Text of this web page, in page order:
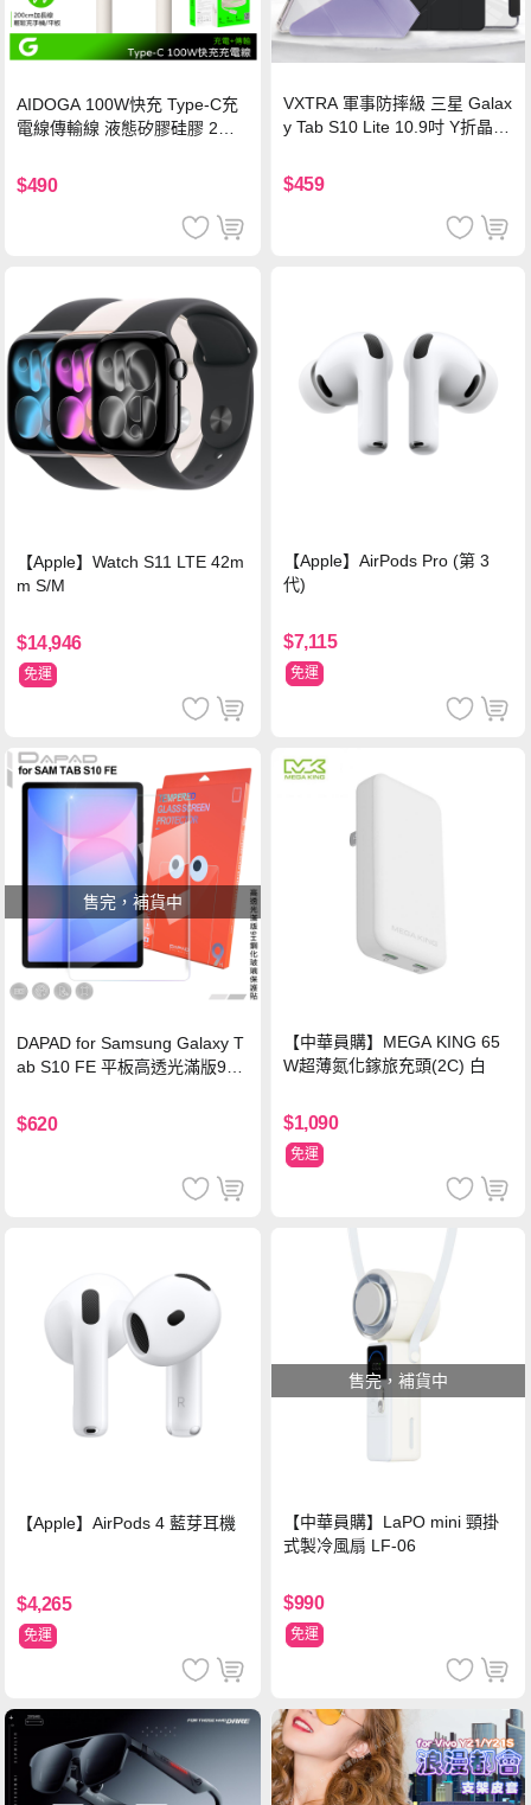
AIDOGA 100W快充 Type-C充
電線傳輸線 液態矽膠硅膠 2M
$490
VXTRA 軍事防摔級 三星 Galax
y Tab S10 Lite 10.9吋 Y折晶透
$459
【Apple】Watch S11 LTE 42m
m S/M
$14,946
免運
【Apple】AirPods Pro (第 3
代)
$7,115
免運
售完，補貨中
DAPAD for Samsung Galaxy T
ab S10 FE 平板高透光滿版9H
$620
【中華員購】MEGA KING 65
W超薄氮化鎵旅充頭(2C) 白
$1,090
免運
【Apple】AirPods 4 藍芽耳機
$4,265
免運
售完，補貨中
【中華員購】LaPO mini 頸掛
式製冷風扇 LF-06
$990
免運